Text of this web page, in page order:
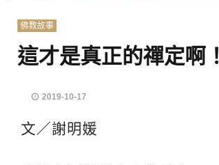
佛教故事
這才是真正的禪定啊！
2019-10-17
文／謝明媛